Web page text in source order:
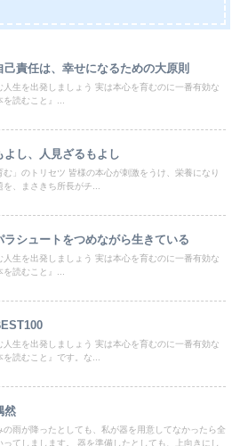
己責任は、幸せになるための大原則
人生を出発しましょう 実は本心を育むのに一番有効な
読むこと』...
よし、人見ざるもよし
む」のトリセツ 皆様の本心が刺激をうけ、栄養になり
を、まさきち所長がチ...
ラシュートをつめながら生きている
人生を出発しましょう 実は本心を育むのに一番有効な
読むこと』...
人生を出発しましょう 実は本心を育むのに一番有効な
読むこと』です。な...
然
の雨が降ったとしても、私が器を用意してなかったら全
ってしまします。 器を準備したとしても、上向きにし